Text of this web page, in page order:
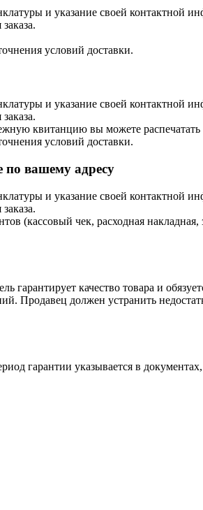
и указание своей контактной
условий доставки.
и указание своей контактной
квитанцию вы можете распечатать
условий доставки.
по вашему адресу
и указание своей контактной
(кассовый чек, расходная накладная,
гарантирует качество товара и
Продавец должен устранить
гарантии указывается в